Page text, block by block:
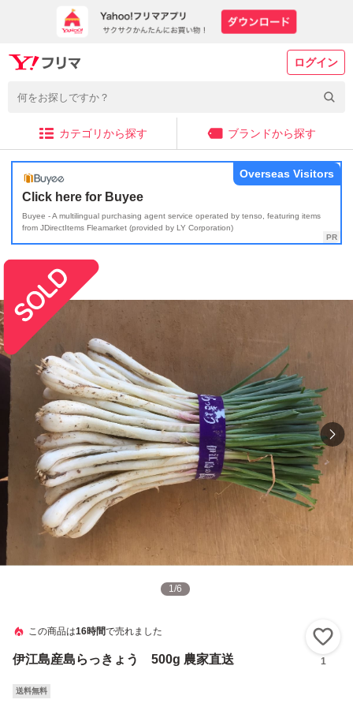
ログイン
カテゴリから探す ブランドから探す
Click here for Buyee
Buyee - A multilingual purchasing agent service operated by tenso, featuring items
from JDirectItems Fleamarket (provided by LY Corporation)
Overseas Visitors
1/6
この商品は16時間で売れました
伊江島産島らっきょう 500g 農家直送 1
送料無料